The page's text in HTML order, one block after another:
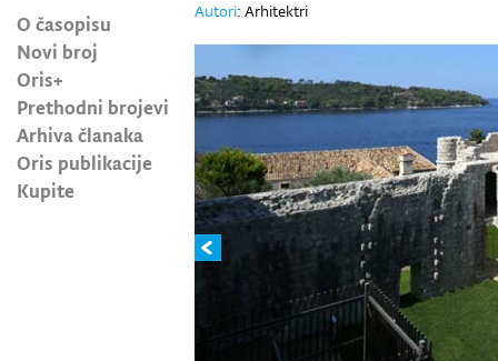
O časopisu
Novi broj
Oris+
Prethodni brojevi
Arhiva članaka
Oris publikacije
Kupite
Autori: Arhitektri